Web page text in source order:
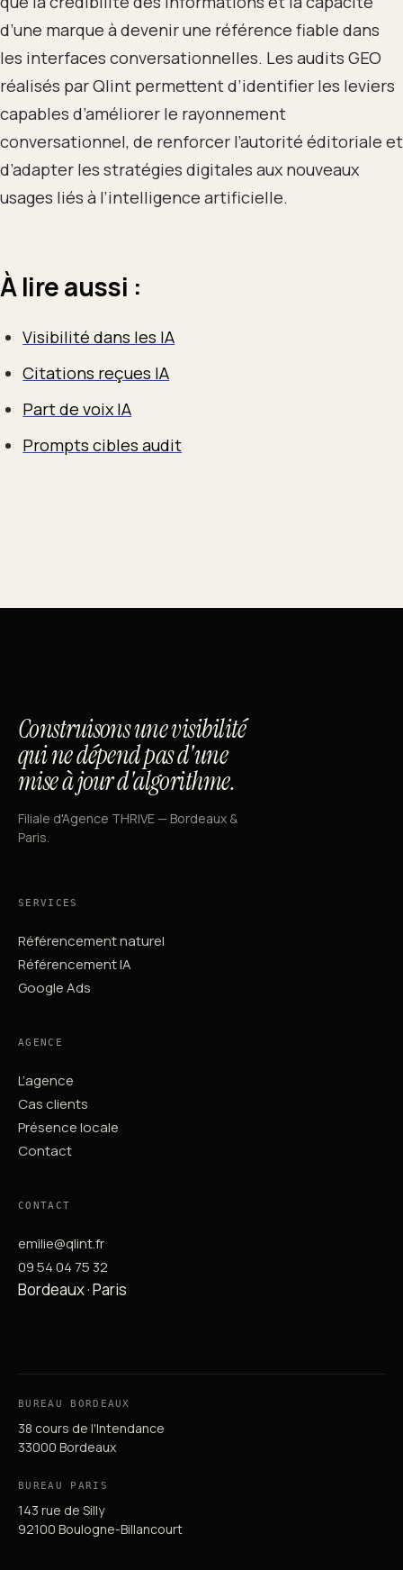
d’une marque à devenir une référence fiable dans
les interfaces conversationnelles. Les audits GEO
réalisés par Qlint permettent d’identifier les leviers
capables d’améliorer le rayonnement
conversationnel, de renforcer l’autorité éditoriale et
d’adapter les stratégies digitales aux nouveaux
usages liés à l’intelligence artificielle.
À lire aussi :
Visibilité dans les IA
Citations reçues IA
Part de voix IA
Prompts cibles audit
Construisons une visibilité
qui ne dépend pas d'une
mise à jour d'algorithme.
Filiale d'Agence THRIVE — Bordeaux &
Paris.
SERVICES
Référencement naturel
Référencement IA
Google Ads
AGENCE
L’agence
Cas clients
Présence locale
Contact
CONTACT
emilie@qlint.fr
09 54 04 75 32
Bordeaux · Paris
BUREAU BORDEAUX
38 cours de l'Intendance
33000 Bordeaux
BUREAU PARIS
143 rue de Silly
92100 Boulogne-Billancourt